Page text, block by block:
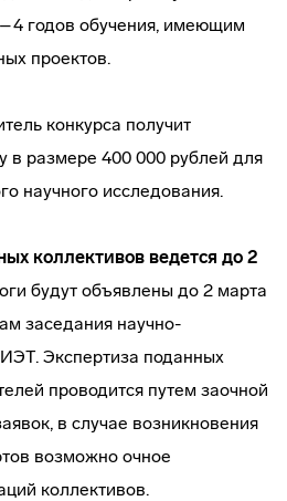
годов обучения, имеющим
проектов.
конкурса получит
в размере 400 000 рублей для
научного исследования.
коллективов ведется до 2
будут объявлены до 2 марта
заседания научно-
Экспертиза поданных
проводится путем заочной
в случае возникновения
возможно очное
коллективов.